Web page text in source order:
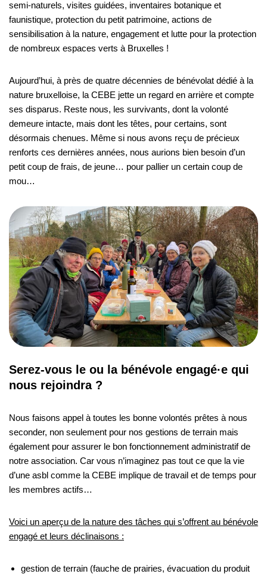
semi-naturels, visites guidées, inventaires botanique et
faunistique, protection du petit patrimoine, actions de
sensibilisation à la nature, engagement et lutte pour la protection
de nombreux espaces verts à Bruxelles !
Aujourd’hui, à près de quatre décennies de bénévolat dédié à la
nature bruxelloise, la CEBE jette un regard en arrière et compte
ses disparus. Reste nous, les survivants, dont la volonté
demeure intacte, mais dont les têtes, pour certains, sont
désormais chenues. Même si nous avons reçu de précieux
renforts ces dernières années, nous aurions bien besoin d’un
petit coup de frais, de jeune… pour pallier un certain coup de
mou…
Serez-vous le ou la bénévole engagé·e qui
nous rejoindra ?
Nous faisons appel à toutes les bonne volontés prêtes à nous
seconder, non seulement pour nos gestions de terrain mais
également pour assurer le bon fonctionnement administratif de
notre association. Car vous n’imaginez pas tout ce que la vie
d’une asbl comme la CEBE implique de travail et de temps pour
les membres actifs…
Voici un aperçu de la nature des tâches qui s’offrent au bénévole
engagé et leurs déclinaisons :
gestion de terrain (fauche de prairies, évacuation du produit